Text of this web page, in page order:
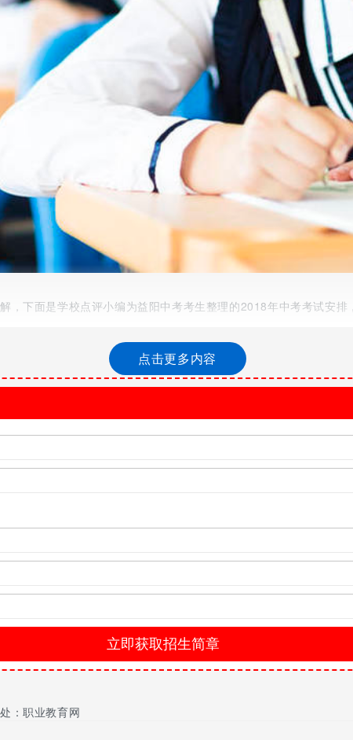
下面是学校点评小编为益阳中考考生整理的2018年中考考试安排
作和信息技术考试的，必须同时报名参加本次初二生物、地理、
育局基础教育部门开具的初中毕业学业考试生物、中考地理、生
平的水平性考试和建立在九年义务教育基础上的高中选拔性考试;
通高中、职业高中、中专、中技、中职等。其中以报考普通高中
、基本方法和基本技能，又要坚持考查学科能力。中考命题严格
革“平稳过渡，循序渐进”的基本原则。
点击更多内容
：职业教育网